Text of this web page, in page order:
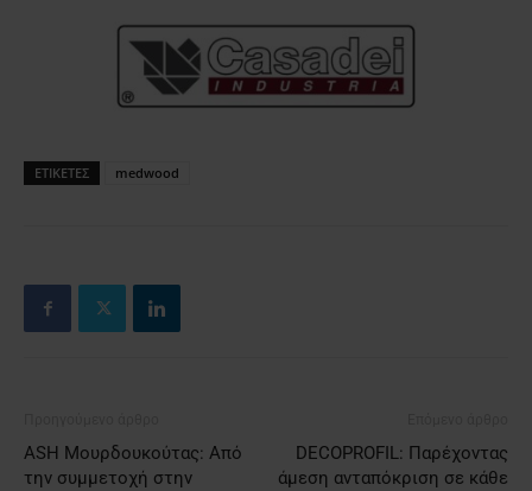
ΕΤΙΚΕΤΕΣ medwood
ASH Μουρδουκούτας: Από
την συμμετοχή στην
DECOPROFIL: Παρέχοντας
άμεση ανταπόκριση σε κάθε